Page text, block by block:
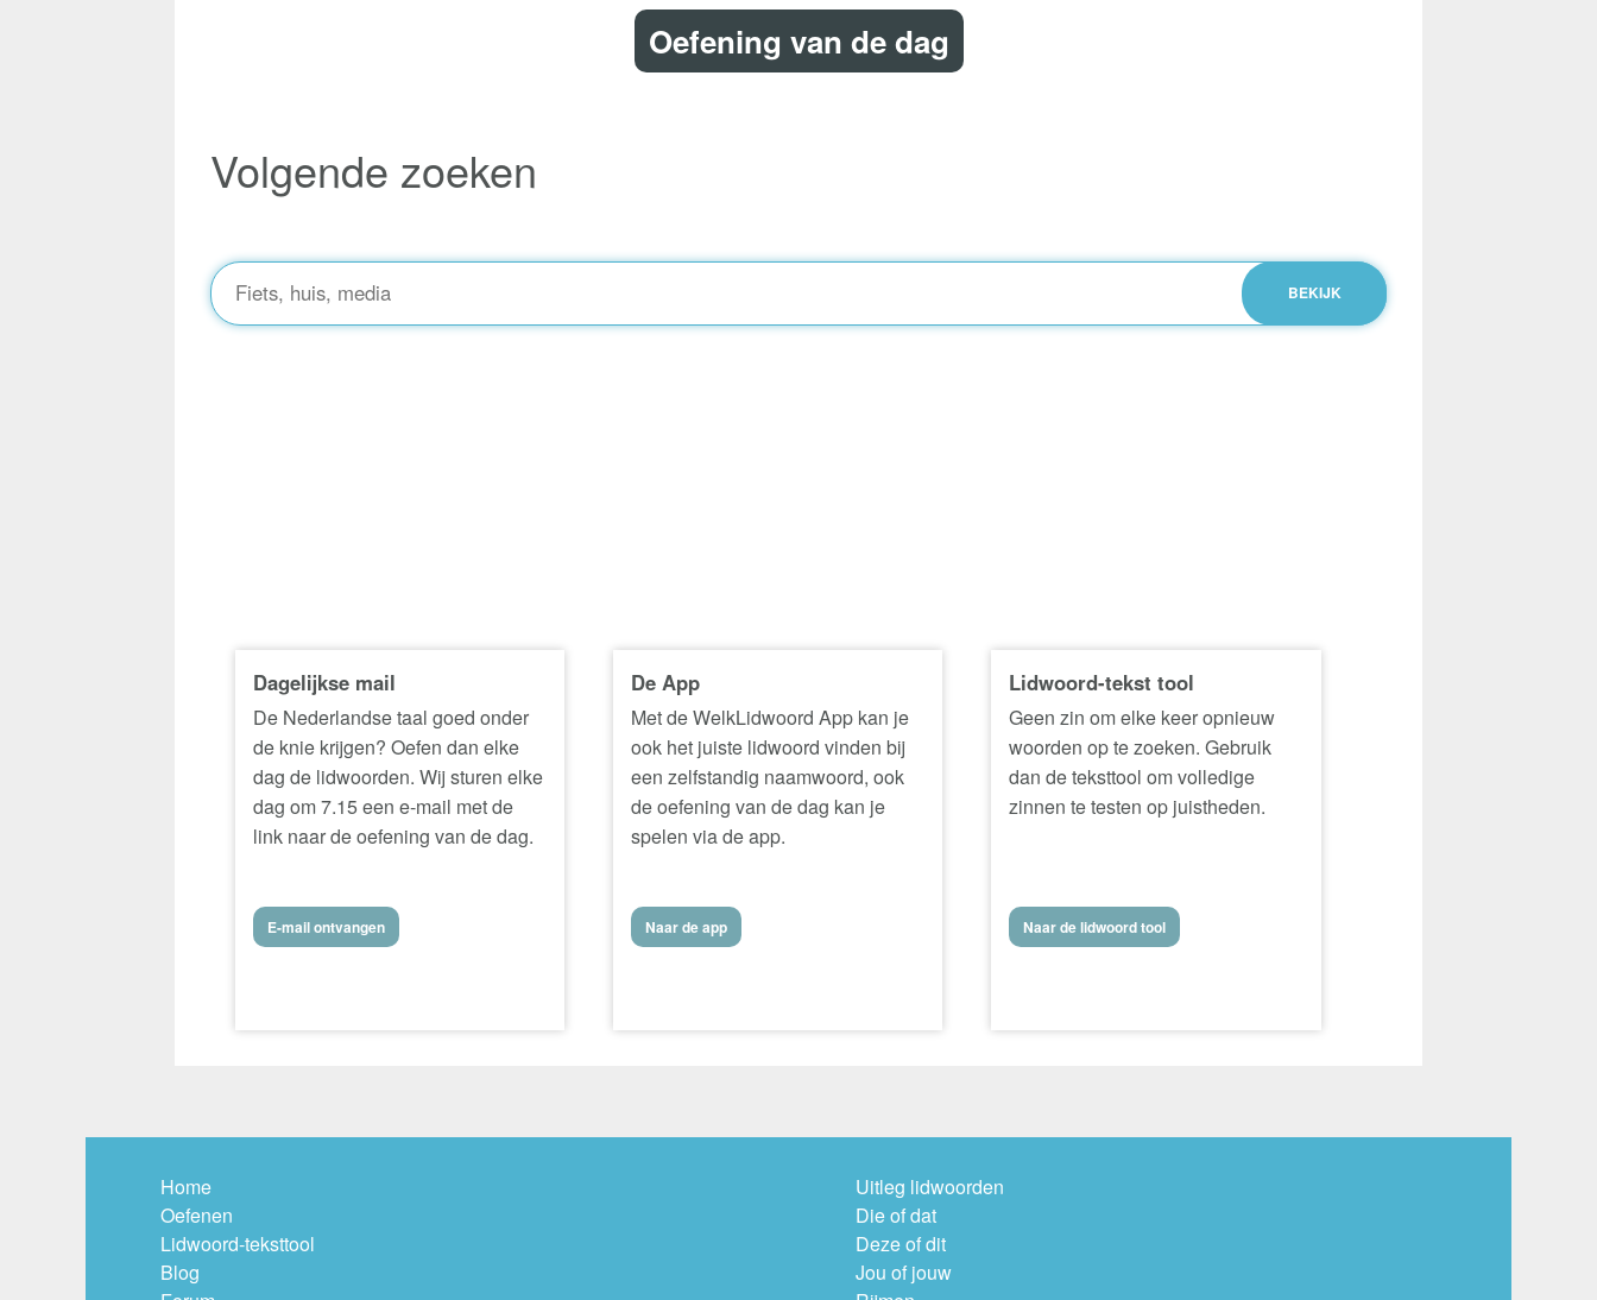
Oefening van de dag
Volgende zoeken
Dagelijkse mail
De Nederlandse taal goed onder
de knie krijgen? Oefen dan elke
dag de lidwoorden. Wij sturen elke
dag om 7.15 een e-mail met de
link naar de oefening van de dag.
E-mail ontvangen
De App
Met de WelkLidwoord App kan je
ook het juiste lidwoord vinden bij
een zelfstandig naamwoord, ook
de oefening van de dag kan je
spelen via de app.
Naar de app
Lidwoord-tekst tool
Geen zin om elke keer opnieuw
woorden op te zoeken. Gebruik
dan de teksttool om volledige
zinnen te testen op juistheden.
Naar de lidwoord tool
Home
Oefenen
Lidwoord-teksttool
Blog
Uitleg lidwoorden
Die of dat
Deze of dit
Jou of jouw